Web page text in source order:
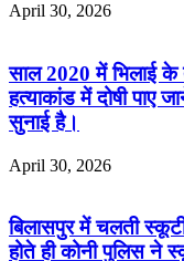
April 30, 2026
साल 2020 में भिलाई के
हत्याकांड में दोषी पाए
सुनाई है।
April 30, 2026
बिलासपुर में चलती
होते ही कोनी पुलिस ने